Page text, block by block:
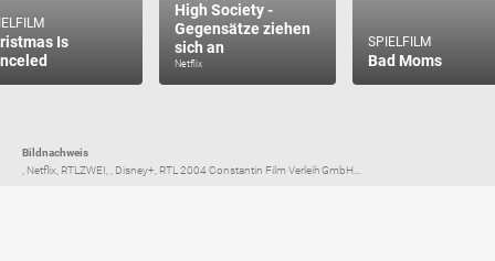
Is
High Society -
Gegensätze ziehen
sich an
Netflix
SPIELFILM
Bad Moms
Bildnachweis
, Netflix, RTLZWEI, , Disney+, RTL 2004 Constantin Film Verleih GmbH...